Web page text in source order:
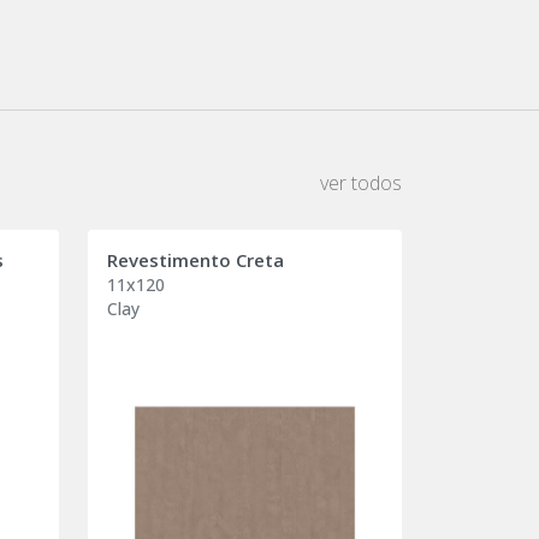
ver todos
Revestimento Creta
11x120
Clay